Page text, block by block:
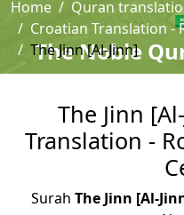
The Noble
Home
Quran
Croatian Translation -
The Jinn [Al-Jinn]
The Jinn
Translation -
Surah The Jinn [Al-